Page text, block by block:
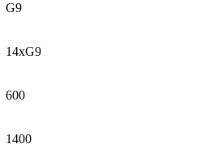
G9
14xG9
600
1400